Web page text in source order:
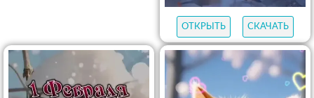
ОТКРЫТЬ СКАЧАТЬ